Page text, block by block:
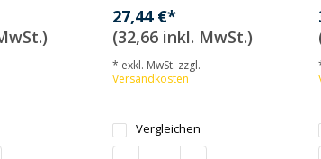
27,44 €*
(32,66 inkl. MwSt.)
* exkl. MwSt. zzgl.
Versandkosten
Vergleichen